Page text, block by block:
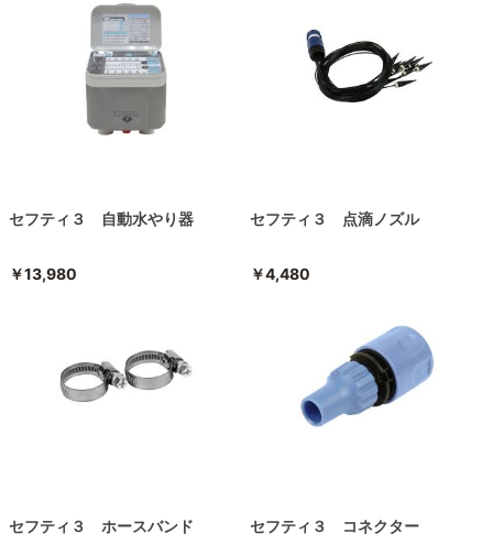
セフティ３ 自動水やり器
￥13,980
セフティ３ 点滴ノズル
￥4,480
セフティ３ ホースバンド セフティ３ コネクター